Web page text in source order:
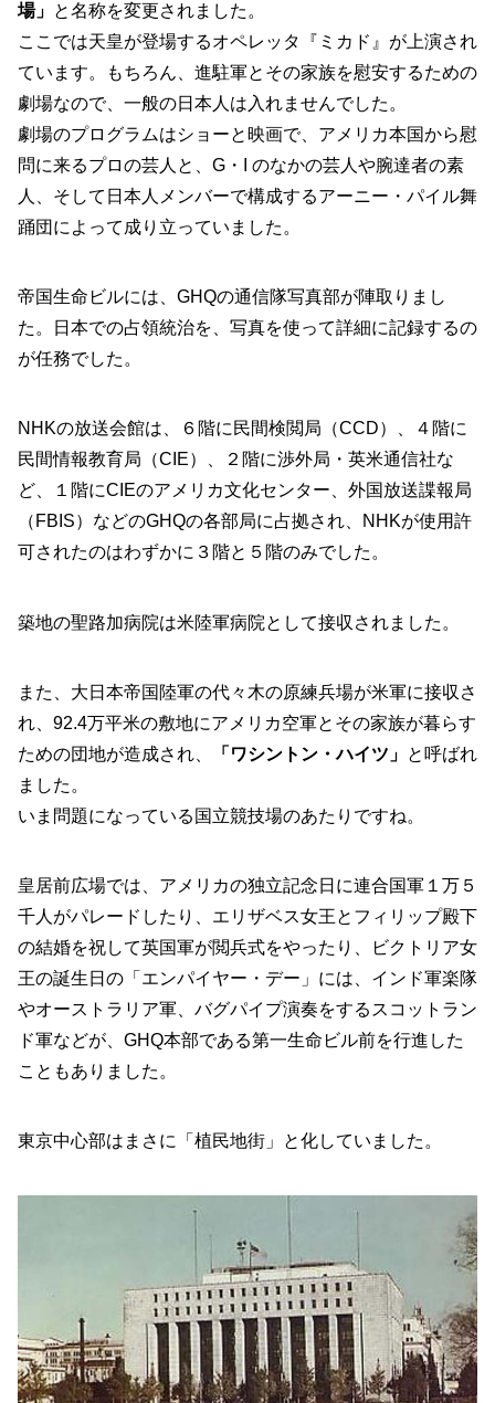
場」 と名称を変更されました。
ここでは天皇が登場するオペレッタ『ミカド』が上演され
ています。もちろん、進駐軍とその家族を慰安するための
劇場なので、一般の日本人は入れませんでした。
劇場のプログラムはショーと映画で、アメリカ本国から慰
問に来るプロの芸人と、G・I のなかの芸人や腕達者の素
人、そして日本人メンバーで構成するアーニー・パイル舞
踊団によって成り立っていました。
帝国生命ビルには、GHQの通信隊写真部が陣取りまし
た。日本での占領統治を、写真を使って詳細に記録するの
が任務でした。
NHKの放送会館は、６階に民間検閲局（CCD）、４階に
民間情報教育局（CIE）、２階に渉外局・英米通信社な
ど、１階にCIEのアメリカ文化センター、外国放送諜報局
（FBIS）などのGHQの各部局に占拠され、NHKが使用許
可されたのはわずかに３階と５階のみでした。
築地の聖路加病院は米陸軍病院として接収されました。
また、大日本帝国陸軍の代々木の原練兵場が米軍に接収さ
れ、92.4万平米の敷地にアメリカ空軍とその家族が暮らす
ための団地が造成され、
「ワシントン・ハイツ」 と呼ばれ
ました。
いま問題になっている国立競技場のあたりですね。
皇居前広場では、アメリカの独立記念日に連合国軍１万５
千人がパレードしたり、エリザベス女王とフィリップ殿下
の結婚を祝して英国軍が閲兵式をやったり、ビクトリア女
王の誕生日の「エンパイヤー・デー」には、インド軍楽隊
やオーストラリア軍、バグパイプ演奏をするスコットラン
ド軍などが、GHQ本部である第一生命ビル前を行進した
こともありました。
東京中心部はまさに「植民地街」と化していました。